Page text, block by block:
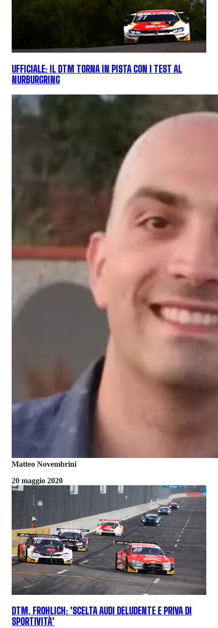
UFFICIALE: IL DTM TORNA IN PISTA CON I TEST AL
NURBURGRING
Matteo Novembrini
20 maggio 2020
DTM, FROHLICH: 'SCELTA AUDI DELUDENTE E PRIVA DI
SPORTIVITÀ'